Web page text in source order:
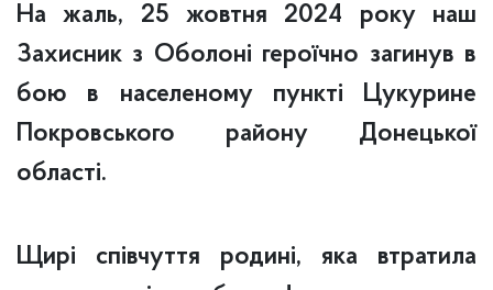
Нажаль, 25 жовтня 2024 року наш
Захисник з Оболоні героїчно загинув в
бою в населеному пункті Цукурине
Покровського району Донецької
області.
Щирі співчуття родині, яка втратила